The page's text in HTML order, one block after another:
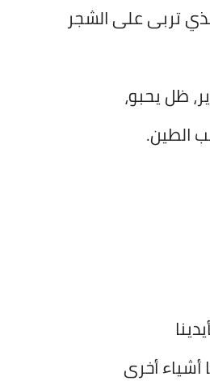
تربى على الشجر
ظل يحبو،
الطين.
أخرى